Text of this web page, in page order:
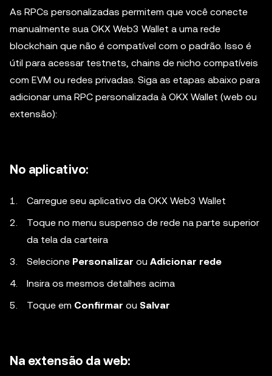
As RPCs personalizadas permitem que você conecte
manualmente sua OKX Web3 Wallet a uma rede
blockchain que não é compatível com o padrão. Isso é
útil para acessar testnets, chains de nicho compatíveis
com EVM ou redes privadas. Siga as etapas abaixo para
adicionar uma RPC personalizada à OKX Wallet (web ou
extensão):
No aplicativo:
Carregue seu aplicativo da OKX Web3 Wallet
Toque no menu suspenso de rede na parte superior
da tela da carteira
Selecione Personalizar ou Adicionar rede
Insira os mesmos detalhes acima
Toque em Confirmar ou Salvar
Na extensão da web: